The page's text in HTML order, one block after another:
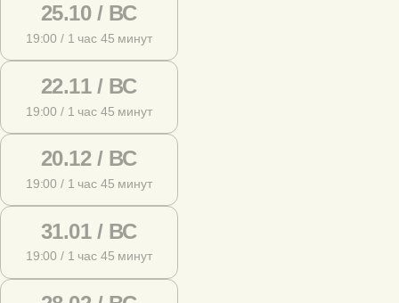
25.10 / ВС
19:00 / 1 час 45 минут
22.11 / ВС
19:00 / 1 час 45 минут
20.12 / ВС
19:00 / 1 час 45 минут
31.01 / ВС
19:00 / 1 час 45 минут